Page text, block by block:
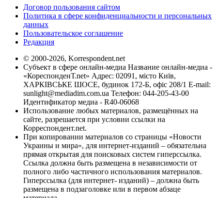
Договор пользования сайтом
Политика в сфере конфиденциальности и персональных
данных
Пользовательское соглашение
Редакция
© 2000-2026, Korrespondent.net
Субъект в сфере онлайн-медиа Название онлайн-медиа -
«КореспонденТ.net» Адрес: 02091, місто Київ,
ХАРКІВСЬКЕ ШОСЕ, будинок 172-Б, офіс 208/1 E-mail:
sunlight@mediadim.com.ua Телефон: 044-205-43-00
Идентификатор медиа - R40-06068
Использование любых материалов, размещённых на
сайте, разрешается при условии ссылки на
Корреспондент.net.
При копировании материалов со страницы «Новости
Украины и мира», для интернет-изданий – обязательна
прямая открытая для поисковых систем гиперссылка.
Ссылка должна быть размещена в независимости от
полного либо частичного использования материалов.
Гиперссылка (для интернет- изданий) – должна быть
размещена в подзаголовке или в первом абзаце